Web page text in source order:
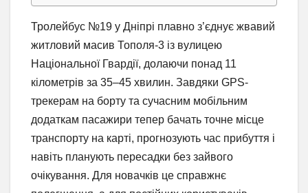
Тролейбус №19 у Дніпрі плавно з’єднує жвавий
житловий масив Тополя-3 із вулицею
Національної Гвардії, долаючи понад 11
кілометрів за 35–45 хвилин. Завдяки GPS-
трекерам на борту та сучасним мобільним
додаткам пасажири тепер бачать точне місце
транспорту на карті, прогнозують час прибуття і
навіть планують пересадки без зайвого
очікування. Для новачків це справжнє